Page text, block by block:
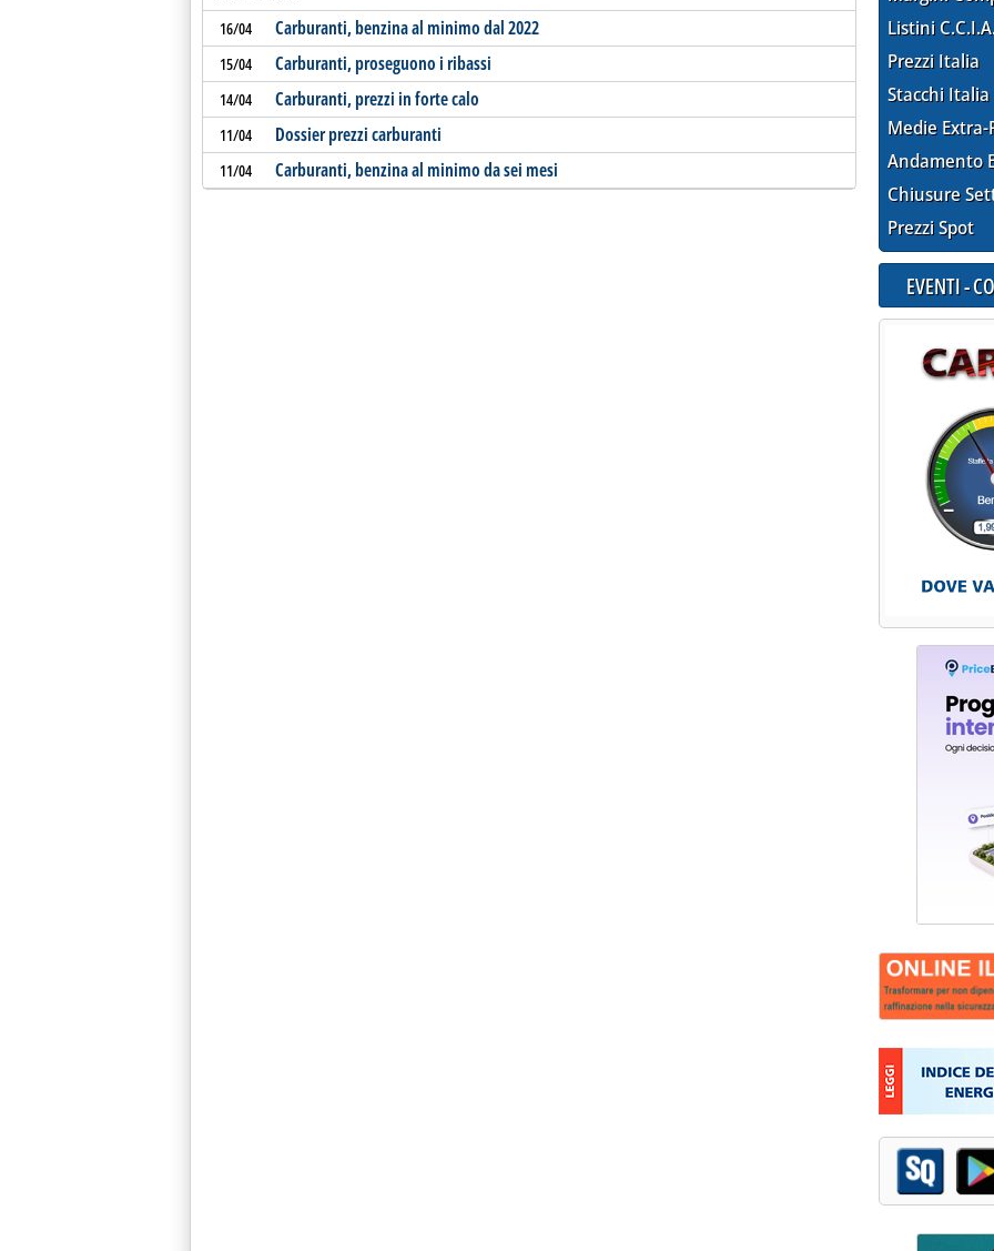
16/04 Carburanti, benzina al minimo dal 2022
15/04 Carburanti, proseguono i ribassi
14/04 Carburanti, prezzi in forte calo
11/04 Dossier prezzi carburanti
11/04 Carburanti, benzina al minimo da sei mesi
Listini
Prezzi Italia
Stacchi Italia
Medie Extra-
Andamento
Chiusure
Prezzi Spot
EVENTI -